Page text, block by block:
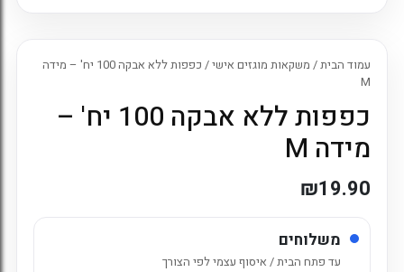
עמוד הבית/ משקאות מוגזים אישי
/ כפפות ללא אבקה 100 יח' – מידה
M
כפפות ללא אבקה 100 יח' –
מידה M
₪19.90
משלוחים
עד פתח הבית / איסוף עצמי לפי הצורך